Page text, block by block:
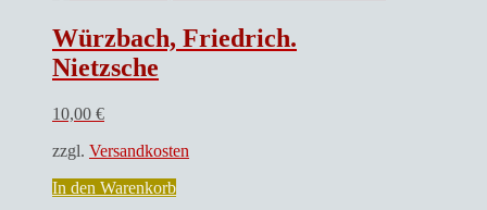
Würzbach, Friedrich.
Nietzsche
10,00 €
zzgl. Versandkosten
In den Warenkorb